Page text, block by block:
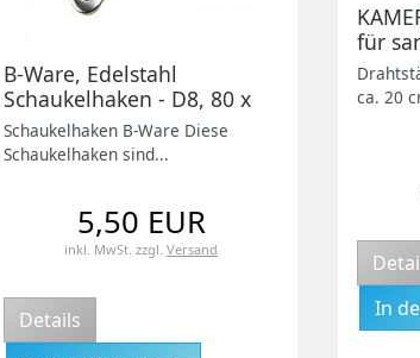
B-Ware, Edelstahl
Schaukelhaken - D8, 80 x
50mm, V2A, für
Kinderzimmer,
Schaukelhaken B-Ware Diese
Schaukelhaken sind...
5,50 EUR
inkl. MwSt. zzgl.Versand
Details
für
ca. 20